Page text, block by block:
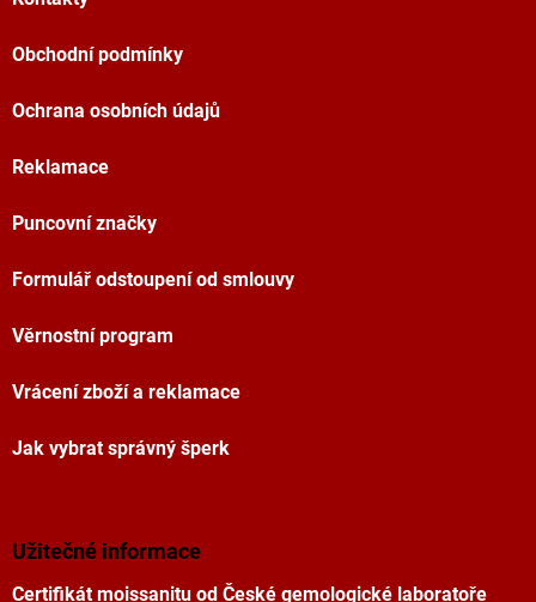
Obchodní podmínky
Ochrana osobních údajů
Reklamace
Puncovní značky
Formulář odstoupení od smlouvy
Věrnostní program
Vrácení zboží a reklamace
Jak vybrat správný šperk
Užitečné informace
Certifikát moissanitu od České gemologické laboratoře